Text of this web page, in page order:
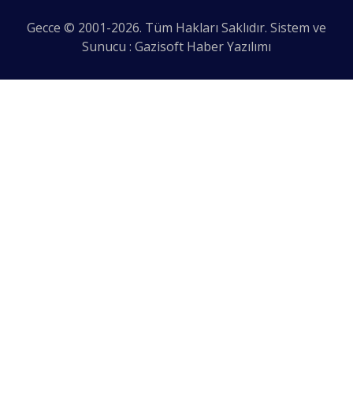
Gecce © 2001-2026. Tüm Hakları Saklıdır. Sistem ve
Sunucu : Gazisoft Haber Yazılımı